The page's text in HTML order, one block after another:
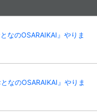
なのOSARAIKAI』やりま
なのOSARAIKAI』やりま